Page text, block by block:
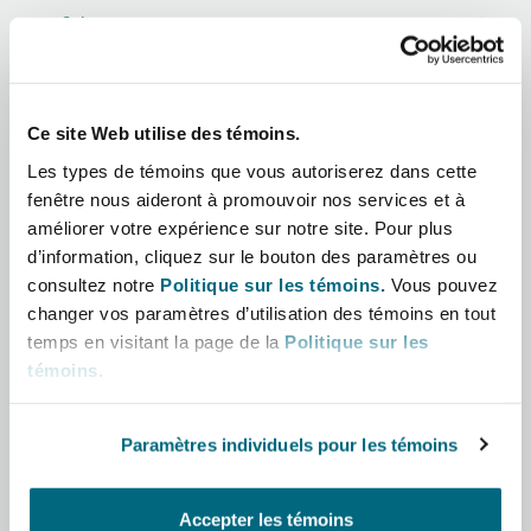
Ce site Web utilise des témoins.
Les types de témoins que vous autoriserez dans cette
fenêtre nous aideront à promouvoir nos services et à
améliorer votre expérience sur notre site. Pour plus
d’information, cliquez sur le bouton des paramètres ou
consultez notre Politique sur les témoins. Vous pouvez
changer vos paramètres d’utilisation des témoins en tout
temps en visitant la page de la Politique sur les
témoins
Paramètres individuels pour les témoins
Accepter les témoins
Entretien, réparation et
Droit aérien commercial
Droit réglementaire
Satellites et espace
Droit maritime
Risques politiques et crédit
Assurance biens
Bator
Jersey
York
County
The St Botolph Building
Afrique
Asie-Pacifique
Amérique latine
Moyen-Orient
Amérique du Nord
Royaume-Uni et Europe